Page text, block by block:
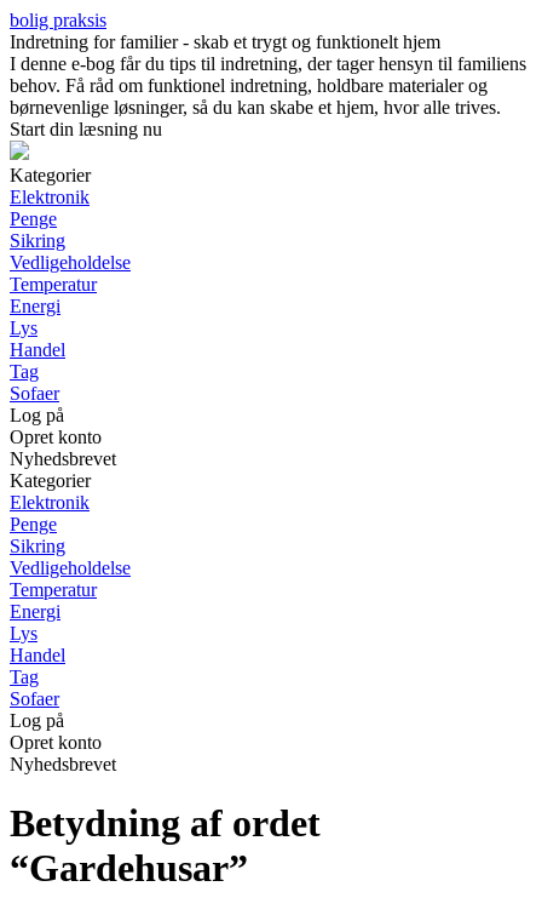
bolig praksis
Indretning for familier - skab et trygt og funktionelt hjem
I denne e-bog får du tips til indretning, der tager hensyn til familiens
behov. Få råd om funktionel indretning, holdbare materialer og
børnevenlige løsninger, så du kan skabe et hjem, hvor alle trives.
Start din læsning nu
Kategorier
Elektronik
Penge
Sikring
Vedligeholdelse
Temperatur
Energi
Lys
Handel
Tag
Sofaer
Log på
Opret konto
Nyhedsbrevet
Kategorier
Elektronik
Penge
Sikring
Vedligeholdelse
Temperatur
Energi
Lys
Handel
Tag
Sofaer
Log på
Opret konto
Nyhedsbrevet
Betydning af ordet
“Gardehusar”